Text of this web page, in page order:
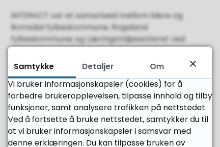
INTERACT var et samarbeid mellom Møre og
Romsdal fylkeskommune, Rogaland
fylkeskommune og Læringsmiljøsenteret ved
Universitetet i Stavanger, finansiert av
Forskningsrådet. Målet var å utvikle et
kompetansetiltak som kan bidra til bedre
relasjoner i klasserommet og økt lærelyst hos
elevene.
Bakgrunn, mer om prosjektet og vår rolle finner du
her:
Samtykke Detaljer
Om
Vi bruker informasjonskapsler (cookies) for å
forbedre brukeropplevelsen, tilpasse innhold og tilby
funksjoner, samt analysere trafikken på nettstedet.
Ved å fortsette å bruke nettstedet, samtykker du til
at vi bruker informasjonskapsler i samsvar med
denne erklæringen. Du kan tilpasse bruken av